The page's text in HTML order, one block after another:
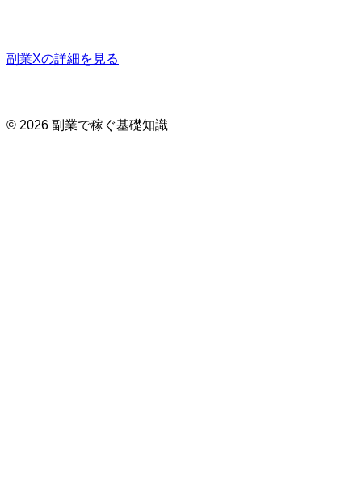
副業Xの詳細を見る
© 2026 副業で稼ぐ基礎知識